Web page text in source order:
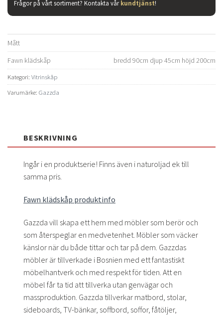
Frågor på vårt sortiment? Kontakta vårkundtjänst!
Mått
Fawn klädskåp
bredd 90cm djup 45cm höjd 200cm
Kategori: Vitrinskåp
Varumärke: Gazzda
BESKRIVNING
Ingår i en produktserie! Finns även i naturoljad ek till
samma pris.
Fawn klädskåp produktinfo
Gazzda vill skapa ett hem med möbler som berör och
som återspeglar en medvetenhet. Möbler som väcker
känslor när du både tittar och tar på dem. Gazzdas
möbler är tillverkade i Bosnien med ett fantastiskt
möbelhantverk och med respekt för tiden. Att en
möbel får ta tid att tillverka utan genvägar och
massproduktion. Gazzda tillverkar matbord, stolar,
sideboards, TV-bänkar, soffbord, soffor, fåtöljer,